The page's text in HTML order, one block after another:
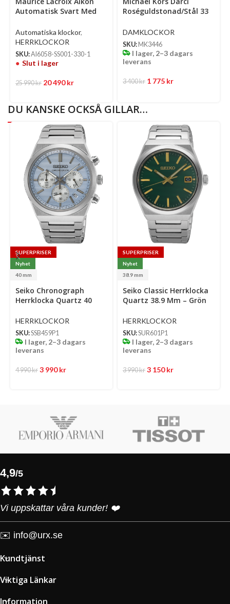
Automatisk Svart Med
Visare/Gummi 43 Mm
Automatiska klockor,
HERRKLOCKOR
SKU:AI6058-SS001-330-1
Slut i lager
25 990kr 20 490kr
options
Roséguldstonad/Stål 33
DAMKLOCKOR
SKU: MK3446
I lager, 2–3 dagars
leverans
3 400kr 1 775 kr
DU KANSKE OCKSÅ GILLAR…
SUPERPRISER
Nyhet
40 mm
Select
options
Seiko Chronograph
Herrklocka Quartz 40
Urtavla Med Stållänk
HERRKLOCKOR
SKU:SSB459P1
I lager, 2–3 dagars
leverans
4 990kr 3 990kr
SUPERPRISER
Nyhet
38.9 mm
Select
options
Seiko Classic Herrklocka
Quartz 38.9 Mm – Grön
Stållänk
HERRKLOCKOR
SKU:SUR601P1
I lager, 2–3 dagars
leverans
3 990kr 3 150kr
4,9/5
Vi uppskattar våra kunder! ❤️
✉️ info@urx.se
Kundtjänst
Viktiga Länkar
Information